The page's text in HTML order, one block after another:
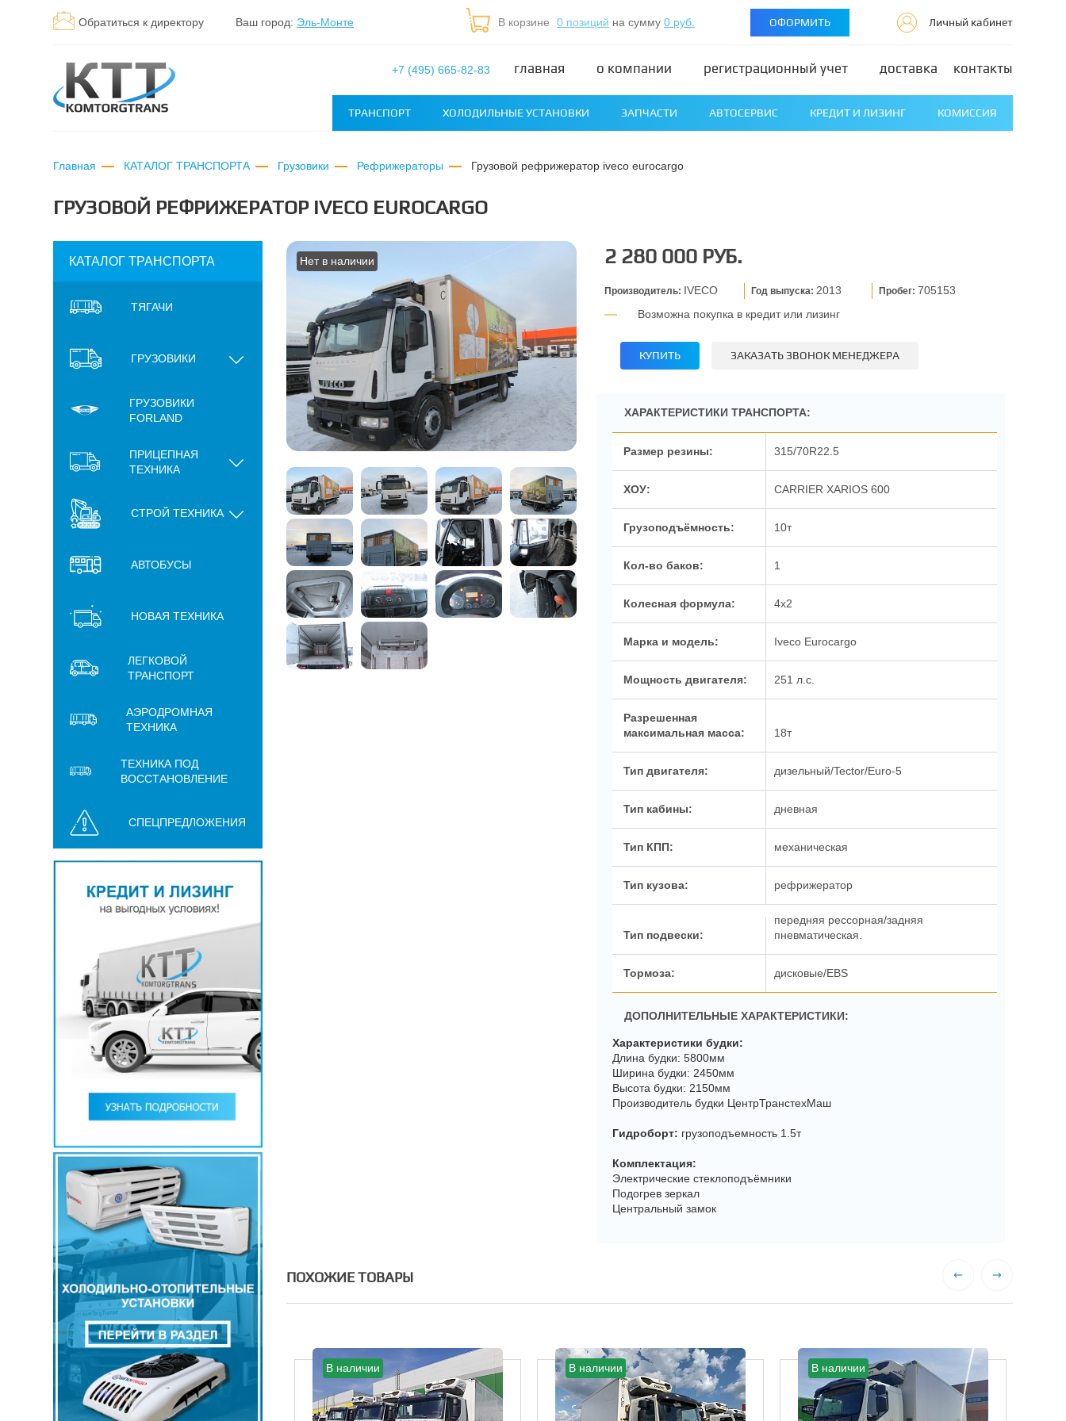
Обратиться к директору Ваш город: Эль-Монте В корзине 0 позиций на сумму 0 руб. ОФОРМИТЬ Личный кабинет
+7 (495) 665-82-83 главная о компании регистрационный учет доставка контакты
ТРАНСПОРТ ХОЛОДИЛЬНЫЕ УСТАНОВКИ ЗАПЧАСТИ АВТОСЕРВИС КРЕДИТ И ЛИЗИНГ КОМИССИЯ
Главная КАТАЛОГ ТРАНСПОРТА Грузовики Рефрижераторы грузовой рефрижератор iveco eurocargo
ГРУЗОВОЙ РЕФРИЖЕРАТОР IVECO EUROCARGO
КАТАЛОГ ТРАНСПОРТА
ТЯГАЧИ
ГРУЗОВИКИ
ГРУЗОВИКИ
FORLAND
ПРИЦЕПНАЯ
ТЕХНИКА
СТРОЙ ТЕХНИКА
АВТОБУСЫ
НОВАЯ ТЕХНИКА
ЛЕГКОВОЙ
ТРАНСПОРТ
АЭРОДРОМНАЯ
ТЕХНИКА
ТЕХНИКА ПОД
ВОССТАНОВЛЕНИЕ
СПЕЦПРЕДЛОЖЕНИЯ
Нет в наличии 2 280 000 РУБ.
Производитель: IVECO Год выпуска:2013 Пробег: 705153
Возможна покупка в кредит или лизинг
КУПИТЬ ЗАКАЗАТЬ ЗВОНОК МЕНЕДЖЕРА
ХАРАКТЕРИСТИКИ ТРАНСПОРТА:
315/70R22.5
CARRIER XARIOS 600
10т
1
4х2
Iveco Eurocargo
251 л.с.
18т
дизельный/Tector/Euro-5
дневная
механическая
рефрижератор
передняя рессорная/задняя
пневматическая.
дисковые/EBS
ДОПОЛНИТЕЛЬНЫЕ ХАРАКТЕРИСТИКИ:
Характеристики будки:
Длина будки: 5800мм
Ширина будки: 2450мм
Высота будки: 2150мм
Производитель будки ЦентрТранстехМаш
Гидроборт: грузоподъемность 1.5т
Комплектация:
Электрические стеклоподъёмники
Подогрев зеркал
Центральный замок
ПОХОЖИЕ ТОВАРЫ
Нет в наличии В наличии В наличии В наличии